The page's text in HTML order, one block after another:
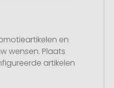
en
wensen. Plaats
artikelen